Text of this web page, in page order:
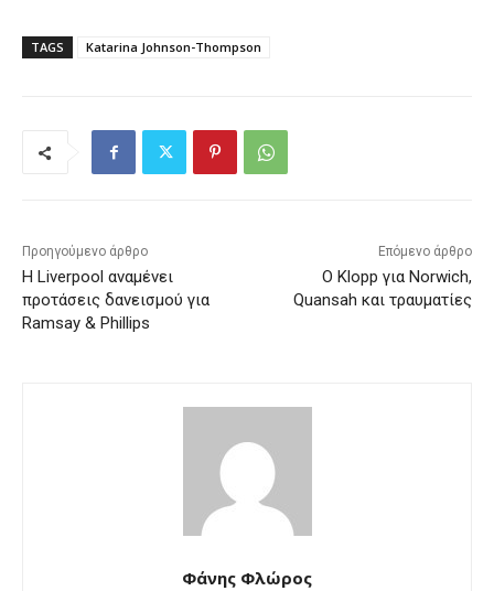
TAGS Katarina Johnson-Thompson
Προηγούμενο άρθρο
Η Liverpool αναμένει
προτάσεις δανεισμού για
Ramsay & Phillips
Επόμενο άρθρο
Ο Klopp για Norwich,
Quansah και τραυματίες
Φάνης Φλώρος